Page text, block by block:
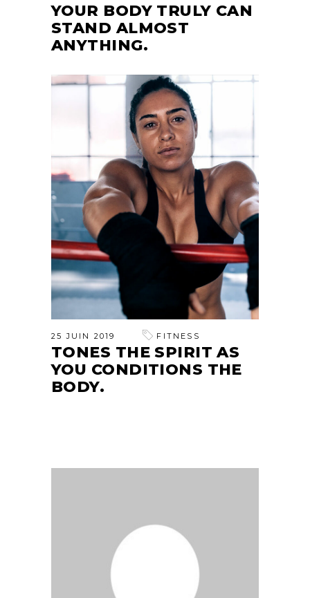
YOUR BODY TRULY CAN
STAND ALMOST
ANYTHING.
25 JUIN 2019 FITNESS
TONES THE SPIRIT AS
YOU CONDITIONS THE
BODY.